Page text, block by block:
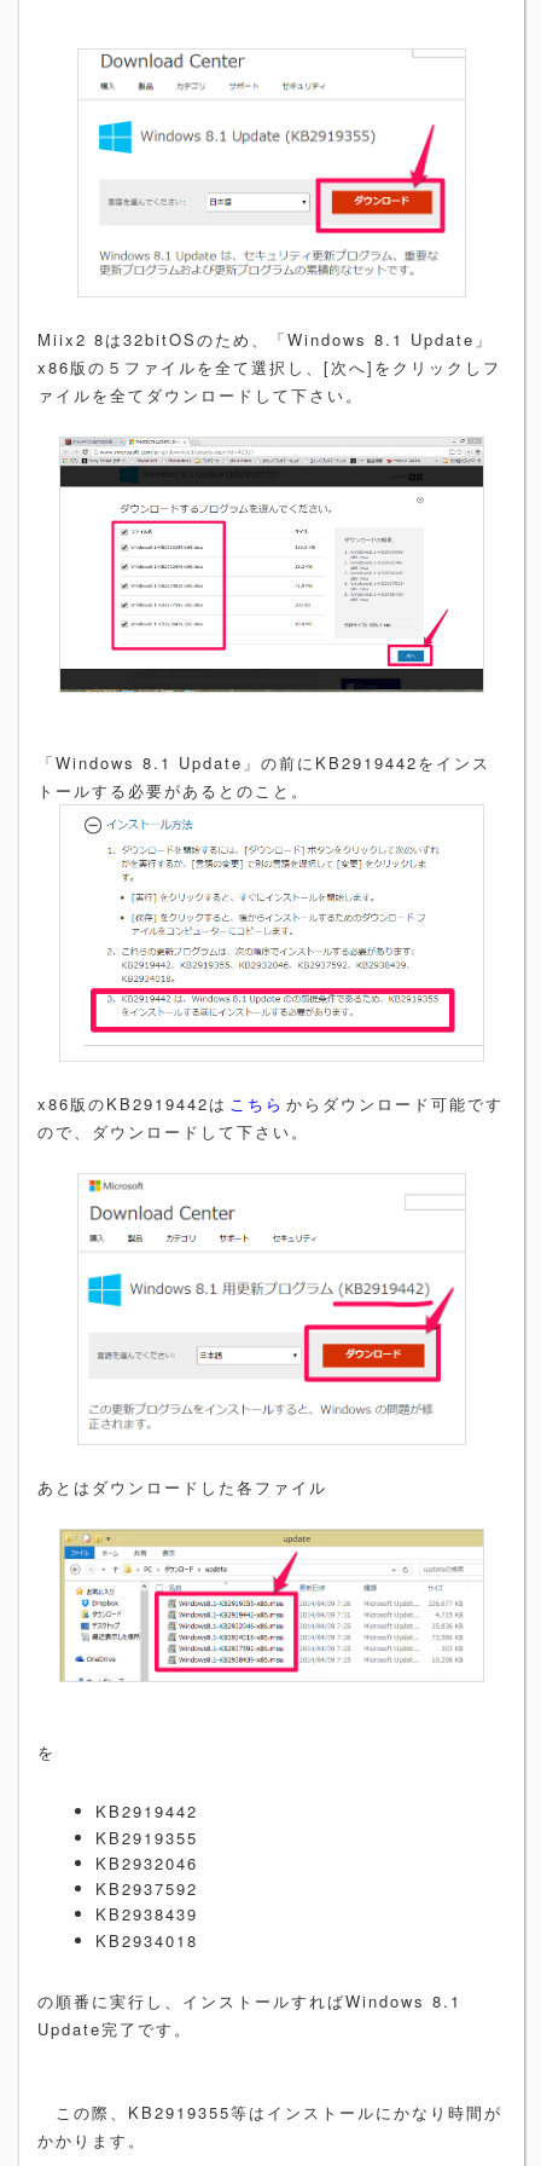
Miix2 8は32bitOSのため、「Windows 8.1 Update」
x86版の５ファイルを全て選択し、[次へ]をクリックしフ
ァイルを全てダウンロードして下さい。
「Windows 8.1 Update」の前にKB2919442をインス
トールする必要があるとのこと。
x86版のKB2919442は こちら からダウンロード可能です
ので、ダウンロードして下さい。
あとはダウンロードした各ファイル
を
KB2919442
KB2919355
KB2932046
KB2937592
KB2938439
KB2934018
の順番に実行し、インストールすればWindows 8.1
Update完了です。
この際、KB2919355等はインストールにかなり時間が
かかります。